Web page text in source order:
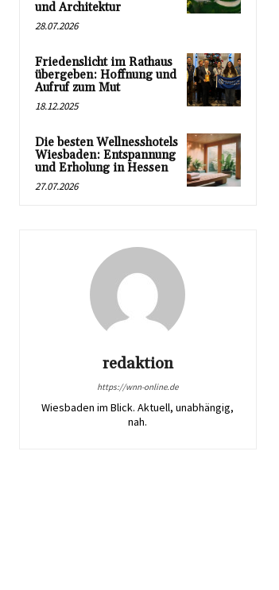
und Architektur
28.07.2026
Friedenslicht im Rathaus
übergeben: Hoffnung und
Aufruf zum Mut
18.12.2025
Die besten Wellnesshotels
Wiesbaden: Entspannung
und Erholung in Hessen
27.07.2026
redaktion
https://wnn-online.de
Wiesbaden im Blick. Aktuell, unabhängig,
nah.